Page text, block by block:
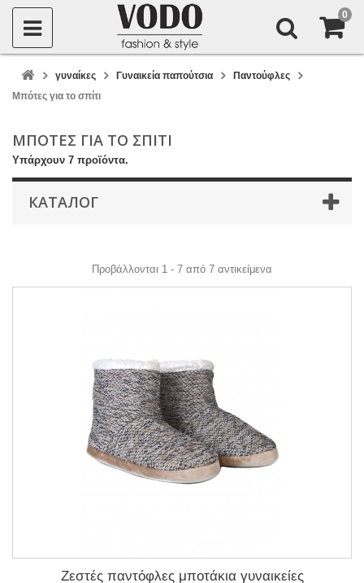
0
γυναίκες Γυναικεία παπούτσια
Παντούφλες
Μπότες για το σπίτι
ΜΠΌΤΕΣ ΓΙΑ ΤΟ ΣΠΊΤΙ
Υπάρχουν 7 προϊόντα.
КАТАЛОГ
Προβάλλονται 1 - 7 από 7 αντικείμενα
Ζεστές παντόφλες μποτάκια γυναικείες